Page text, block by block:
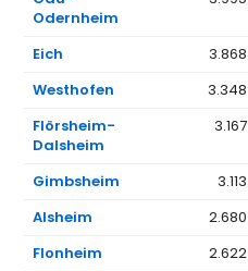
Odernheim
Eich 3.868
Westhofen
3.348
Flörsheim-
Dalsheim
3.167
Gimbsheim 3.113
Alsheim
2.680
Flonheim
2.622